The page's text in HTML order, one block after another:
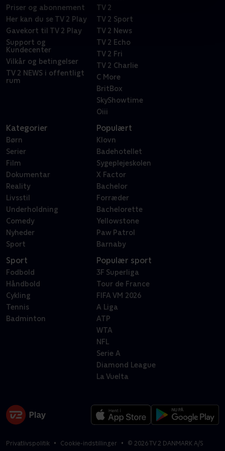
Priser og abonnement
Her kan du se TV 2 Play
Gavekort til TV 2 Play
Support og
Kundecenter
Vilkår og betingelser
TV 2 NEWS i offentligt
rum
TV 2
TV 2 Sport
TV 2 News
TV 2 Echo
TV 2 Fri
TV 2 Charlie
C More
BritBox
SkyShowtime
Oiii
Kategorier
Børn
Serier
Film
Dokumentar
Reality
Livsstil
Underholdning
Comedy
Nyheder
Sport
Populært
Klovn
Badehotellet
Sygeplejeskolen
X Factor
Bachelor
Forræder
Bachelorette
Yellowstone
Paw Patrol
Barnaby
Sport
Fodbold
Håndbold
Cykling
Tennis
Badminton
Populær sport
3F Superliga
Tour de France
FIFA VM 2026
A Liga
ATP
WTA
NFL
Serie A
Diamond League
La Vuelta
Privatlivspolitik Cookie-indstillinger © 2026TV 2 DANMARK A/S